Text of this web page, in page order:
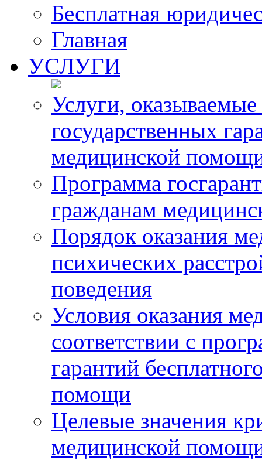
Бесплатная
Главная
УСЛУГИ
Услуги,
государственных
медицинской
Программа
гражданам
Порядок оказания
психических
поведения
Условия оказания
соответствии с
гарантий
помощи
Целевые значения
медицинской